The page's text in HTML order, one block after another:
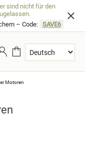
sind nicht für den
– Code: SAVE6
Motoren